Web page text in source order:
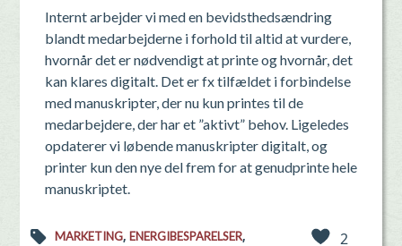
Internt arbejder vi med en bevidsthedsændring
blandt medarbejderne i forhold til altid at vurdere,
hvornår det er nødvendigt at printe og hvornår, det
kan klares digitalt. Det er fx tilfældet i forbindelse
med manuskripter, der nu kun printes til de
medarbejdere, der har et ”aktivt” behov. Ligeledes
opdaterer vi løbende manuskripter digitalt, og
printer kun den nye del frem for at genudprinte hele
manuskriptet.
MARKETING, ENERGIBESPARELSER, 2